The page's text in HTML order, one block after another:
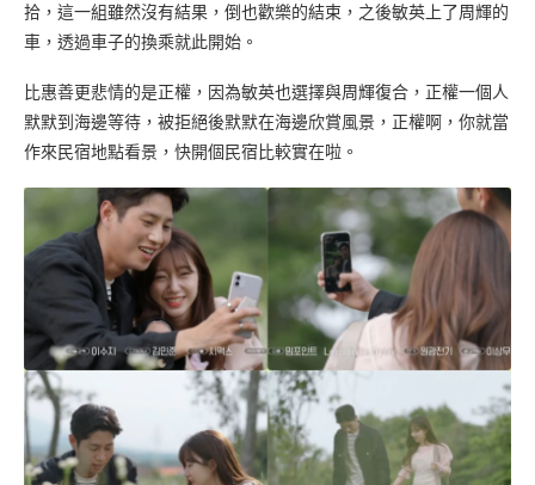
拾，這一組雖然沒有結果，倒也歡樂的結束，之後敏英上了周輝的
車，透過車子的換乘就此開始。
比惠善更悲情的是正權，因為敏英也選擇與周輝復合，正權一個人
默默到海邊等待，被拒絕後默默在海邊欣賞風景，正權啊，你就當
作來民宿地點看景，快開個民宿比較實在啦。